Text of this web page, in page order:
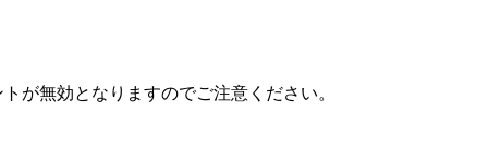
が無効となりますのでご注意ください。